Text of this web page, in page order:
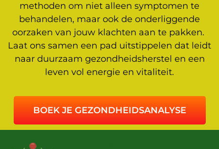
methoden om niet alleen symptomen te
behandelen, maar ook de onderliggende
oorzaken van jouw klachten aan te pakken.
Laat ons samen een pad uitstippelen dat leidt
naar duurzaam gezondheidsherstel en een
leven vol energie en vitaliteit.
BOEK JE GEZONDHEIDSANALYSE